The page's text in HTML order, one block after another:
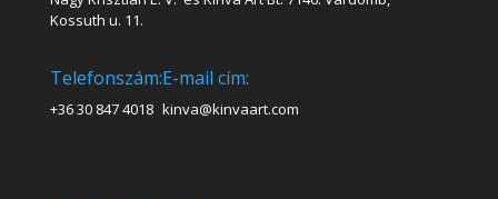
Kossuth u. 11.
Telefonszám:
+36 30 847 4018
E-mail cím:
kinva@kinvaart.com